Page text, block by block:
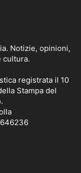
Notizie, opinioni,
cultura.
registrata il 10
Stampa del